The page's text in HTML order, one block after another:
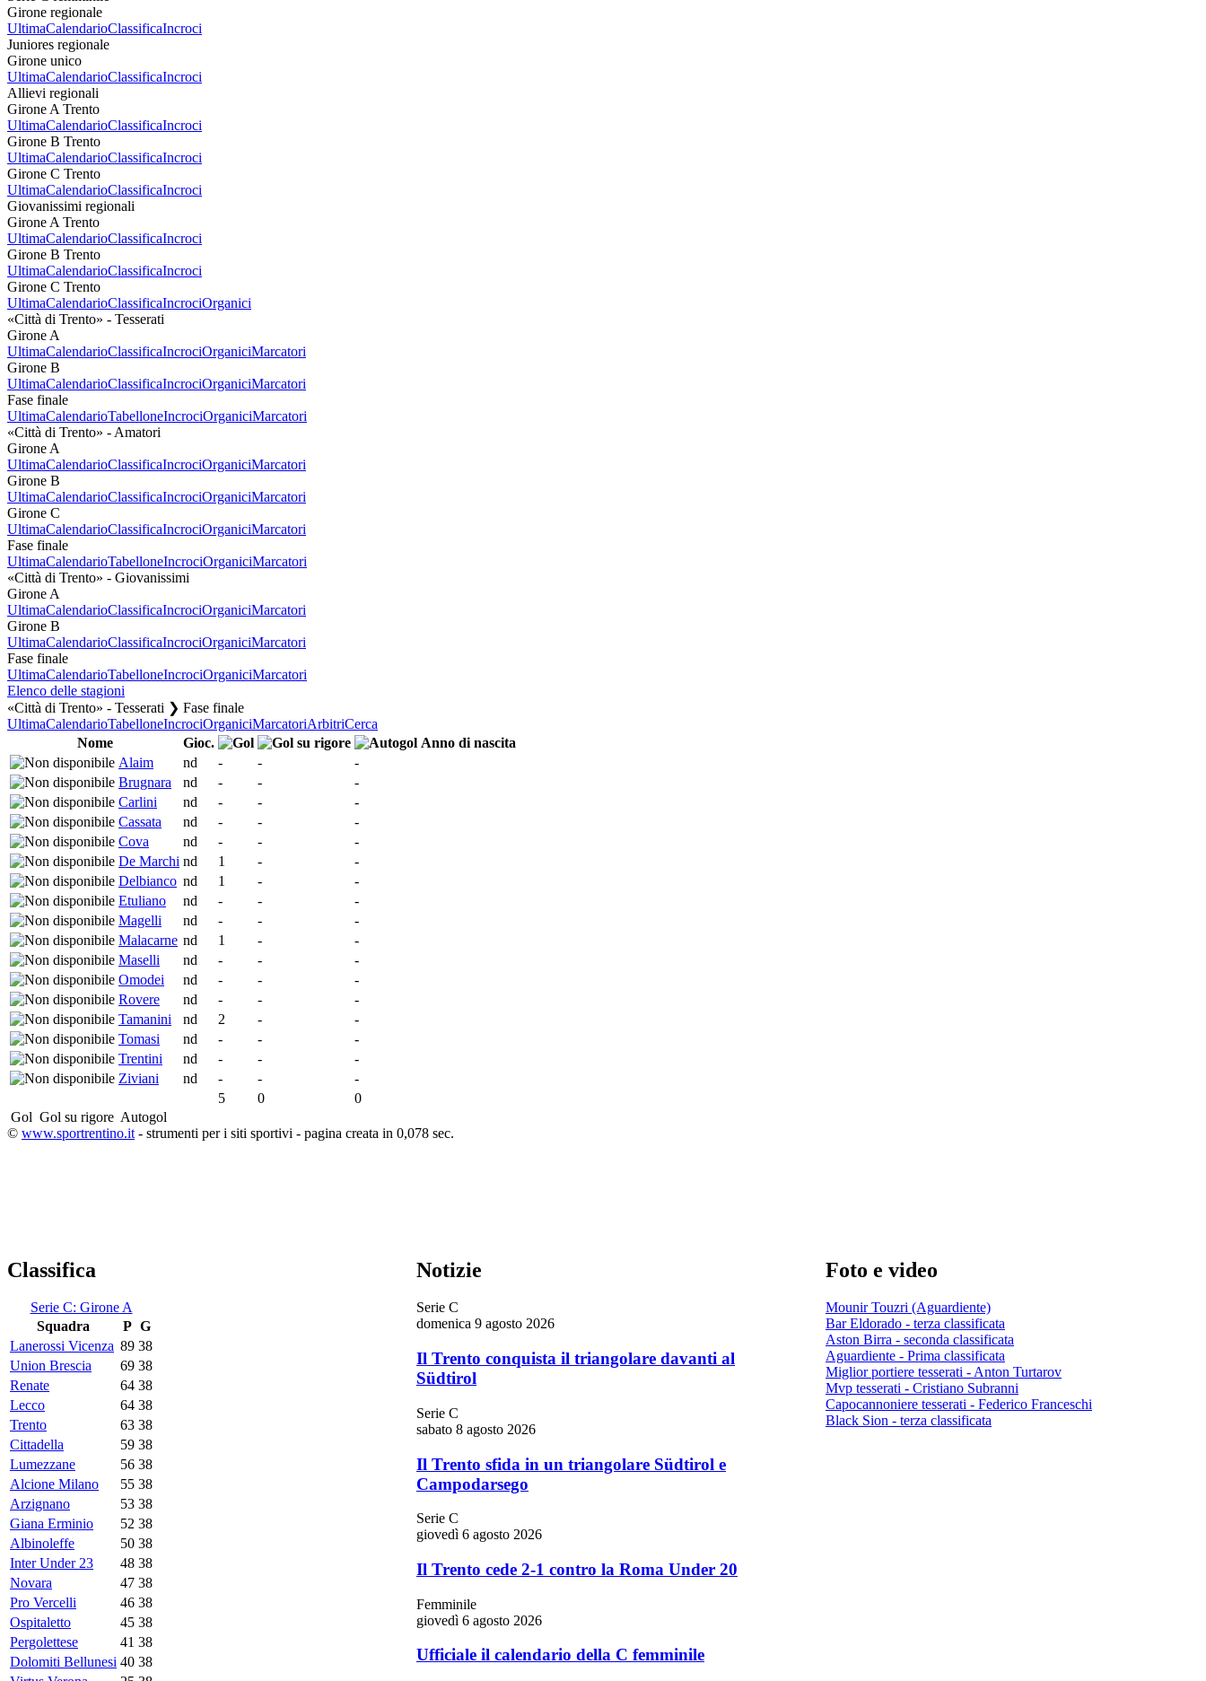
Girone regionale
UltimaCalendarioClassificaIncroci
Juniores regionale
Girone unico
UltimaCalendarioClassificaIncroci
Allievi regionali
Girone A Trento
UltimaCalendarioClassificaIncroci
Girone B Trento
UltimaCalendarioClassificaIncroci
Girone C Trento
UltimaCalendarioClassificaIncroci
Giovanissimi regionali
Girone A Trento
UltimaCalendarioClassificaIncroci
Girone B Trento
UltimaCalendarioClassificaIncroci
Girone C Trento
UltimaCalendarioClassificaIncrociOrganici
«Città di Trento» - Tesserati
Girone A
UltimaCalendarioClassificaIncrociOrganiciMarcatori
Girone B
UltimaCalendarioClassificaIncrociOrganiciMarcatori
Fase finale
UltimaCalendarioTabelloneIncrociOrganiciMarcatori
«Città di Trento» - Amatori
Girone A
UltimaCalendarioClassificaIncrociOrganiciMarcatori
Girone B
UltimaCalendarioClassificaIncrociOrganiciMarcatori
Girone C
UltimaCalendarioClassificaIncrociOrganiciMarcatori
Fase finale
UltimaCalendarioTabelloneIncrociOrganiciMarcatori
«Città di Trento» - Giovanissimi
Girone A
UltimaCalendarioClassificaIncrociOrganiciMarcatori
Girone B
UltimaCalendarioClassificaIncrociOrganiciMarcatori
Fase finale
UltimaCalendarioTabelloneIncrociOrganiciMarcatori
Elenco delle stagioni
«Città di Trento» - Tesserati ❯ Fase finale
UltimaCalendarioTabelloneIncrociOrganiciMarcatoriArbitriCerca
Nome
Gioc.
Anno di nascita
Alaim
nd - -
-
Brugnara
nd - -
-
Carlini
nd - -
-
Cassata
nd - -
-
Cova
nd - -
-
De Marchi nd 1 -
-
Delbianco nd 1 -
-
Etuliano
nd - -
-
Magelli
nd - -
-
Malacarne nd 1 -
-
Maselli
nd - -
-
Omodei
nd - -
-
Rovere
nd - -
-
Tamanini
nd 2 -
-
Tomasi
nd - -
-
Trentini
nd - -
-
Ziviani
nd - -
-
5
0
0
Gol Gol su rigore Autogol
© www.sportrentino.it - strumenti per i siti sportivi - pagina creata in 0,078 sec.
Classifica
Serie C: Girone A
Squadra
P G
Lanerossi Vicenza 89 38
Union Brescia
69 38
Renate
64 38
Lecco
64 38
Trento
63 38
Cittadella
59 38
Lumezzane
56 38
Alcione Milano
55 38
Arzignano
53 38
Giana Erminio
52 38
Albinoleffe
50 38
Inter Under 23
48 38
Novara
47 38
Pro Vercelli
46 38
Ospitaletto
45 38
Pergolettese
41 38
Dolomiti Bellunesi 40 38
Notizie
Serie C
domenica 9 agosto 2026
Il Trento conquista il triangolare davanti al
Südtirol
Serie C
sabato 8 agosto 2026
Il Trento sfida in un triangolare Südtirol e
Campodarsego
Serie C
giovedì 6 agosto 2026
Il Trento cede 2-1 contro la Roma Under 20
Femminile
giovedì 6 agosto 2026
Ufficiale il calendario della C femminile
Foto e video
Mounir Touzri (Aguardiente)
Bar Eldorado - terza classificata
Aston Birra - seconda classificata
Aguardiente - Prima classificata
Miglior portiere tesserati - Anton Turtarov
Mvp tesserati - Cristiano Subranni
Capocannoniere tesserati - Federico Franceschi
Black Sion - terza classificata